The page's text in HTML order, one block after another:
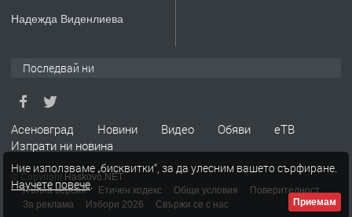
ремонт на покриви
ПРЕДЛАГА
Висококачествени Целофанови
Пликове - СКОРПИОПЛАСТ
Надежда Виденлиева
Последвай ни
Асеновград Новини Видео Обяви
еТВ
Изпрати ни новина
© Copyright Haskovo.NET
Пълна версия
Етичен кодекс Общи условия
Поверителност
За реклама
Избори 2026 Свържи се с нас
Ние използваме „бисквитки“, за да улесним вашето сърфиране.
Научете повече.
Приемам